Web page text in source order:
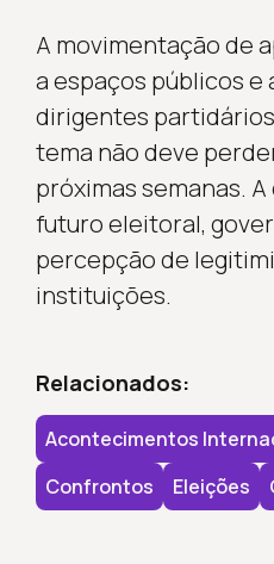
A movimentação de
a espaços públicos e
dirigentes
tema não deve
próximas semanas.
futuro eleitoral,
percepção de
instituições.
Relacionados:
Acontecimentos
Confrontos
Eleições